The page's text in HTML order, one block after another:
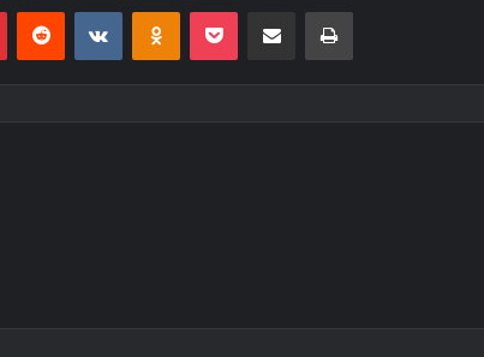
PinterestReddit VKontakteOdnoklassniki
Pocket E-Posta ile paylaş Yazdır